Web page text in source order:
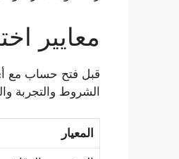
معايير
قبل فتح حساب مع
الشروط والتجربة
المعيار